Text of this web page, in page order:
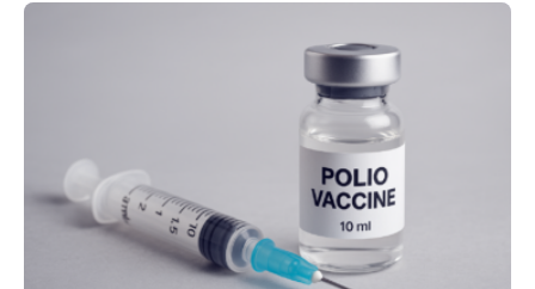
Dringend benötigt werden zielgerichtete Therapien, die
nur Tumorschwachstellen angreifen und normales
Gewebe verschonen. Forschende um Daniel Merk vom
Hertie-Institut für klinische Hirnforschung am
Universitätsklinikum Tübingen haben eine solche
Schwachstelle im Erbgut einer Untergruppe des
Medulloblastoms gefunden. Die Wilhelm Sander-
Stiftung unterstützte das Projekt…